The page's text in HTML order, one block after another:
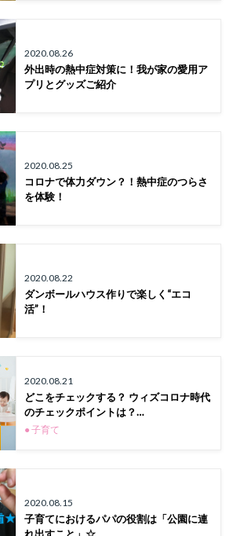
2020.08.26
外出時の熱中症対策に！我が家の愛用ア
プリとグッズご紹介
2020.08.25
コロナで体力ダウン？！熱中症のつらさ
を体験！
2020.08.22
ダンボールハウス作りで楽しく“エコ
活”！
2020.08.21
どこをチェックする？ ウィズコロナ時代
のチェックポイントは？…
● 子育て
2020.08.15
子育てにおけるパパの役割は「公園に連
れ出すこと」☆